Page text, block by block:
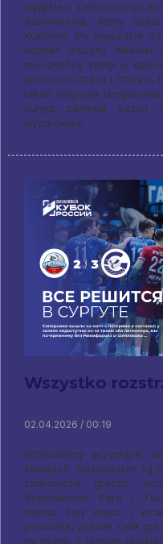
wyjątkiem zatłoczonego
Szewlakowa, który
Kukliński, Po wyjeździe
kapitan drużyny Aleksiej
mieszkańcy Wołgi w
spotkaniu Chasa i Chivela.
także Grigorija
Surgut zamknął sezon
wyzdrowieć.
Wszystko
02.04.2026 / 00:19
Przeciwnicy przystąpili
składach: Gospodarze są
zagraniczni gracze,
Szewliakowa. Para z
niemal cały mecz i
ponownie, prawie cała
by służyć, z różnym